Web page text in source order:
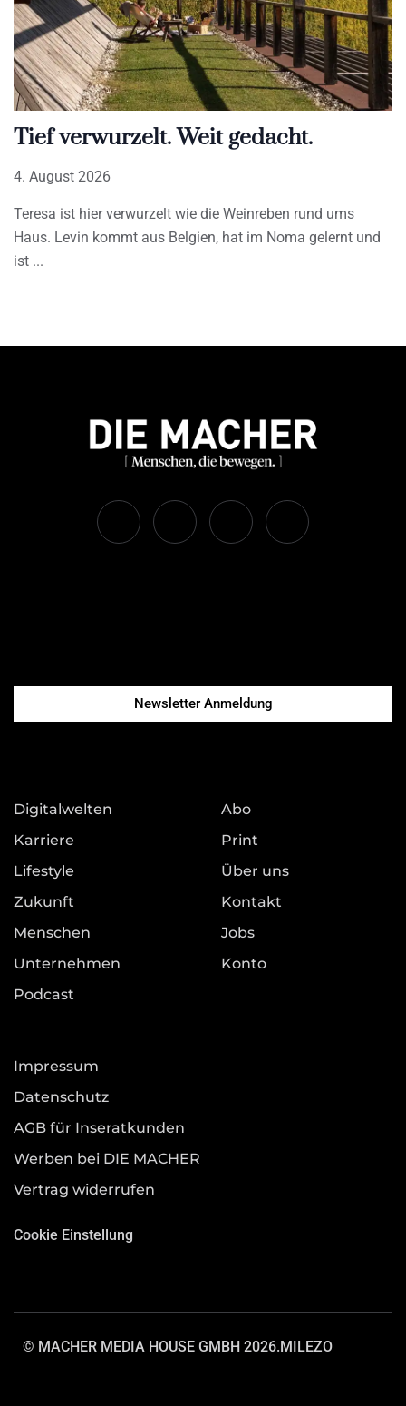
Tief verwurzelt. Weit gedacht.
4. August 2026
Teresa ist hier verwurzelt wie die Weinreben rund ums
Haus. Levin kommt aus Belgien, hat im Noma gelernt und
ist
Newsletter Anmeldung
Digitalwelten
Karriere
Lifestyle
Zukunft
Menschen
Unternehmen
Podcast
Abo
Print
Über uns
Kontakt
Jobs
Konto
Impressum
Datenschutz
AGB für Inseratkunden
Werben bei DIE MACHER
Vertrag widerrufen
Cookie Einstellung
© MACHER MEDIA HOUSE GMBH 2026.MILEZO